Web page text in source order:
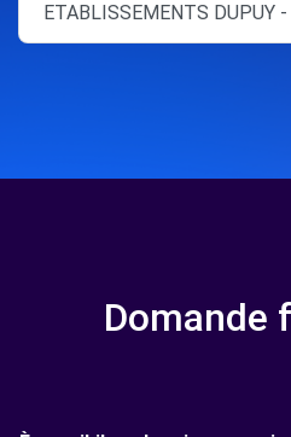
ETABLISSEMENTS DUPUY -
Domande